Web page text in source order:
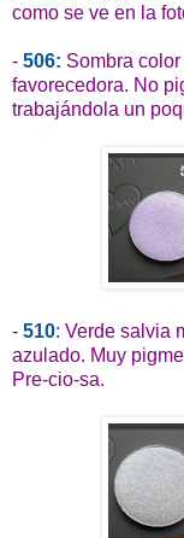
como se ve en la
- 506: Sombra
favorecedora. No
trabajándola un
- 510: Verde salvia
azulado. Muy
Pre-cio-sa.